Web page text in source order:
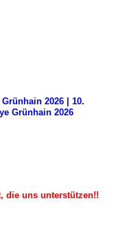
2026 | 10.
Grünhain 2026
die uns unterstützen!!